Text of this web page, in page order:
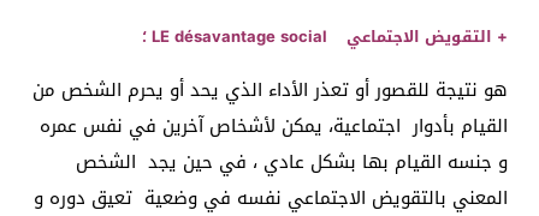
+ التقويض الاجتماعي ؛
هو نتيجة للقصور أو تعذر الأداء الذي يحد أو يحرم الشخص من
القيام بأدوار اجتماعية، يمكن لأشخاص آخرين في نفس عمره
و جنسه القيام بها بشكل عادي ، في حين يجد الشخص
المعني بالتقويض الاجتماعي نفسه في وضعية تعيق دوره و